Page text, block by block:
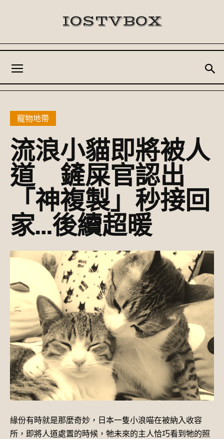
IOSTVBOX
寵物地帶
流浪小貓即將被人
道 鏟屎官認出
「神複製」秒接回
家…後續超暖
緣份有時就是那麼奇妙，日本一隻小浪喵在被納入收容
所，即將人道處置的時候，牠未來的主人恰巧看到牠的照